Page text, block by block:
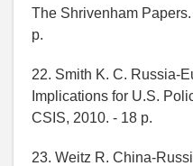
The Shrivenham
p.
22. Smith K. C. Russia-
Implications for U.S.
CSIS, 2010. - 18 p.
23. Weitz R. China-